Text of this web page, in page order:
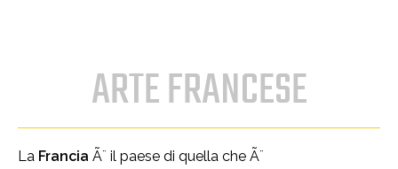
ARTE FRANCESE
La Francia Ã¨ il paese di quella che Ã¨